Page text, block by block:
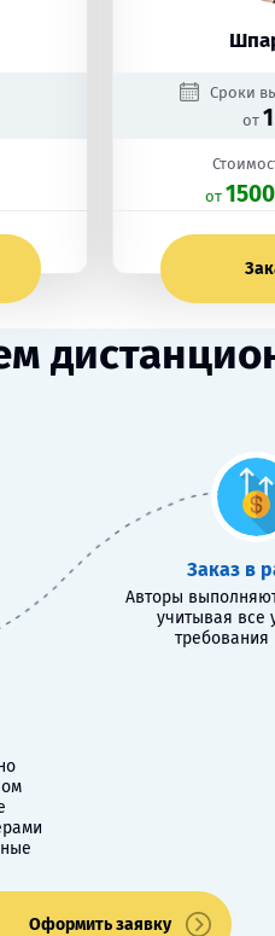
Сроки
от
oт
Заказ в
Авторы
учитывая все
требования
Оформить заявку